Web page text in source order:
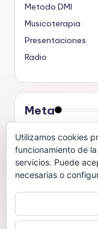
Metodo DMI
Musicoterapia
Presentaciones
Radio
Meta
Acceder
Feed de
Feed de
Utilizamos cookies
funcionamiento de
servicios. Puede
necesarias o